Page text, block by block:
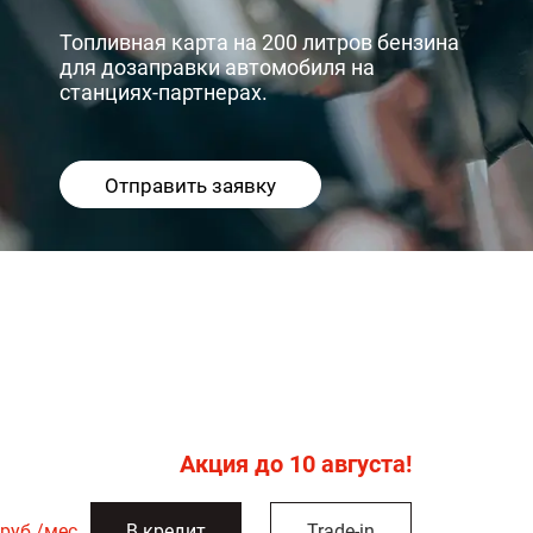
Топливная карта на 200 литров бензина
для дозаправки автомобиля на
станциях-партнерах.
Отправить заявку
Акция до 10 августа!